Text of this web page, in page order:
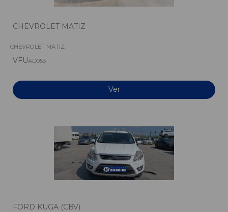
CHEVROLET MATIZ
CHEVROLET MATIZ
VFUAD053
Ver
FORD KUGA (CBV)